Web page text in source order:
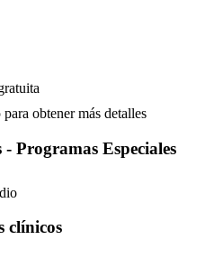
obtener más detalles
Programas Especiales
clínicos